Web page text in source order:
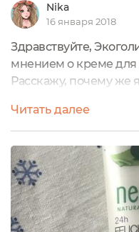
Nika
16 января 2018
Здравствуйте,
мнением о креме для
Расскажу, почему же
это немецкая
AG. Мне очень
международных био-
немецкий бренд
создавая
Читать далее